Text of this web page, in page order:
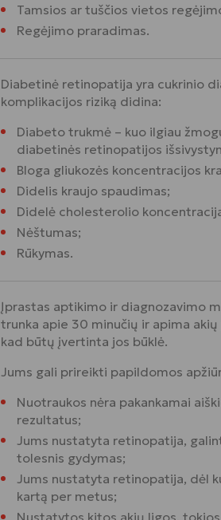
Tamsios ar tuščios vietos
Regėjimo praradimas.
Diabetinė retinopatija yra cukrinio
komplikacijos riziką didina:
Diabeto trukmė – kuo ilgiau
diabetinės retinopatijos
Bloga gliukozės koncentracijos
Didelis kraujo spaudimas;
Didelė cholesterolio
Nėštumas;
Rūkymas.
Įprastas aptikimo ir diagnozavimo
trunka apie 30 minučių ir apima
kad būtų įvertinta jos būklė.
Jums gali prireikti papildomos
Nuotraukos nėra pakankamai
rezultatus;
Jums nustatyta retinopatija,
tolesnis gydymas;
Jums nustatyta retinopatija, dėl
kartą per metus;
Nustatytos kitos akių ligos,